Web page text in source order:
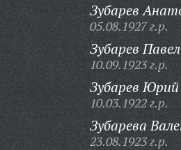
Зубарев
05.08.1927 г.р.
Зубарев
10.09.1923 г.р.
Зубарев
10.03.1922 г.р.
Зубарева
23.08.1923 г.р.